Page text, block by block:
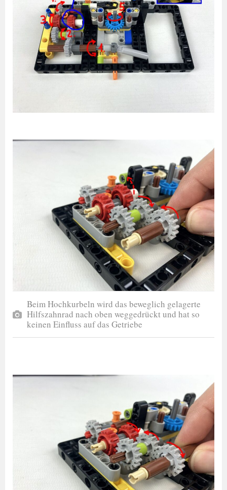
Beim Hochkurbeln wird das beweglich gelagerte
Hilfszahnrad nach oben weggedrückt und hat so
keinen Einfluss auf das Getriebe